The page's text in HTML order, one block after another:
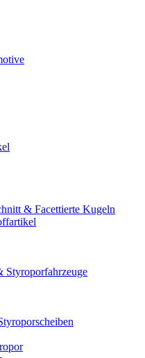
& Facettierte Kugeln
Styroporfahrzeuge